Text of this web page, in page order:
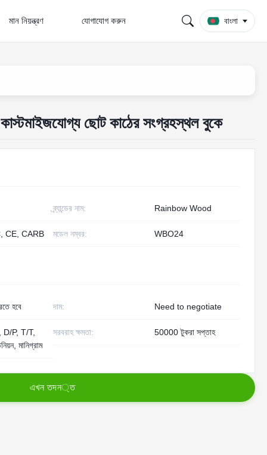
মান নিয়ন্ত্রণ যোগাযোগ করুন বাংলা
কাস্টমাইজযোগ্য ছোট কাঠের সংগ্রহস্থল বুকে
ব্র্যান্ডের নাম: Rainbow Wood
CE, CARB মডেল নম্বর: WBO24
হবে দাম: Need to negotiate
D/P, T/T,
মানিগ্রাম
সরবরাহ ক্ষমতা: 50000 টুকরা সপ্তাহ
এখন তদন্ত